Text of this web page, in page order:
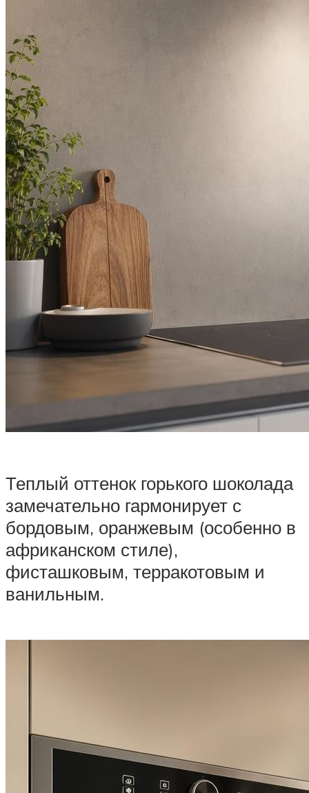
Теплый оттенок горького шоколада
замечательно гармонирует с
бордовым, оранжевым (особенно в
африканском стиле),
фисташковым, терракотовым и
ванильным.